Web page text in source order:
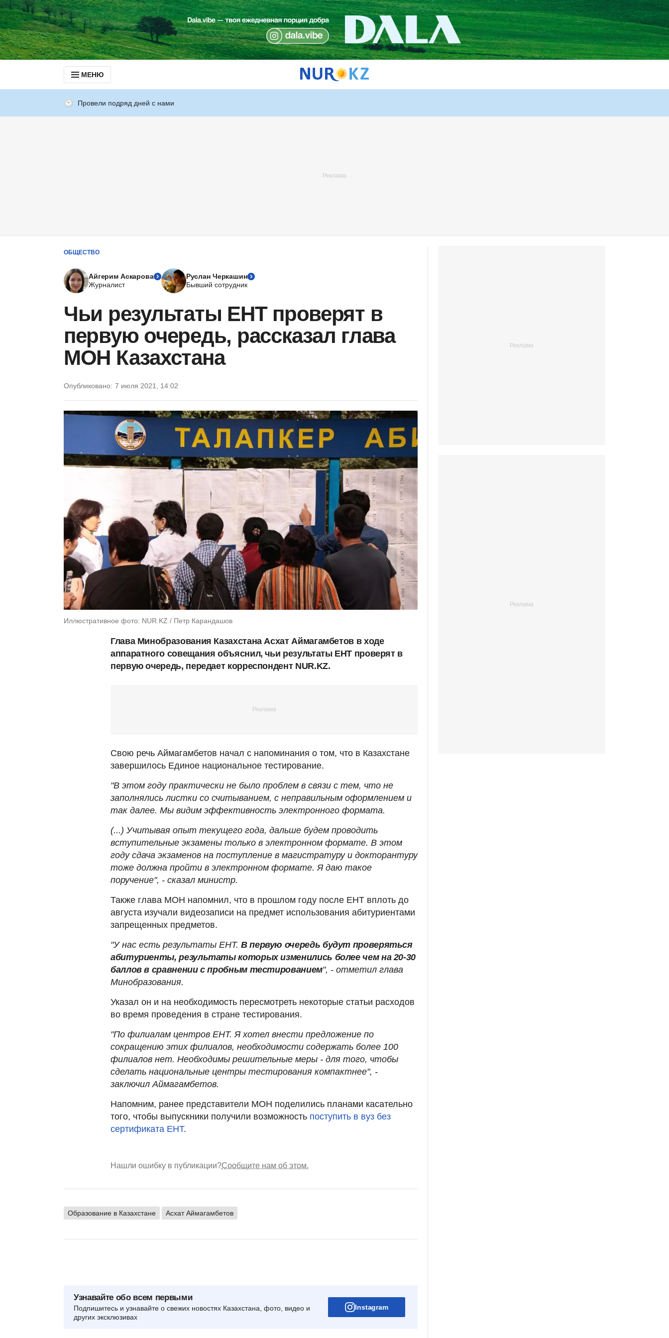
МЕНЮ
Провели подряд дней с нами
ОБЩЕСТВО
Айгерим Аскарова
Журналист
Руслан Черкашин
Бывший сотрудник
Чьи результаты ЕНТ проверят в
первую очередь, рассказал глава
МОН Казахстана
Опубликовано: 7 июля 2021, 14:02
Иллюстративное фото: NUR.KZ / Петр Карандашов
Глава Минобразования Казахстана Асхат Аймагамбетов в ходе
аппаратного совещания объяснил, чьи результаты ЕНТ проверят в
первую очередь, передает корреспондент NUR.KZ.
Свою речь Аймагамбетов начал с напоминания о том, что в Казахстане
завершилось Единое национальное тестирование.
"В этом году практически не было проблем в связи с тем, что не
заполнялись листки со считыванием, с неправильным оформлением и
так далее. Мы видим эффективность электронного формата.
(...) Учитывая опыт текущего года, дальше будем проводить
вступительные экзамены только в электронном формате. В этом
году сдача экзаменов на поступление в магистратуру и докторантуру
тоже должна пройти в электронном формате. Я даю такое
поручение", - сказал министр.
Также глава МОН напомнил, что в прошлом году после ЕНТ вплоть до
августа изучали видеозаписи на предмет использования абитуриентами
запрещенных предметов.
"У нас есть результаты ЕНТ. В первую очередь будут проверяться
абитуриенты, результаты которых изменились более чем на 20-30
баллов в сравнении с пробным тестированием", - отметил глава
Минобразования.
Указал он и на необходимость пересмотреть некоторые статьи расходов
во время проведения в стране тестирования.
"По филиалам центров ЕНТ. Я хотел внести предложение по
сокращению этих филиалов, необходимости содержать более 100
филиалов нет. Необходимы решительные меры - для того, чтобы
сделать национальные центры тестирования компактнее", -
заключил Аймагамбетов.
Напомним, ранее представители МОН поделились планами касательно
того, чтобы выпускники получили возможность поступить в вуз без
сертификата ЕНТ.
Нашли ошибку в публикации?Сообщите нам об этом.
Образование в Казахстане Асхат Аймагамбетов
Узнавайте обо всем первыми
Подпишитесь и узнавайте о свежих новостях Казахстана, фото, видео и
других эксклюзивах
Instagram